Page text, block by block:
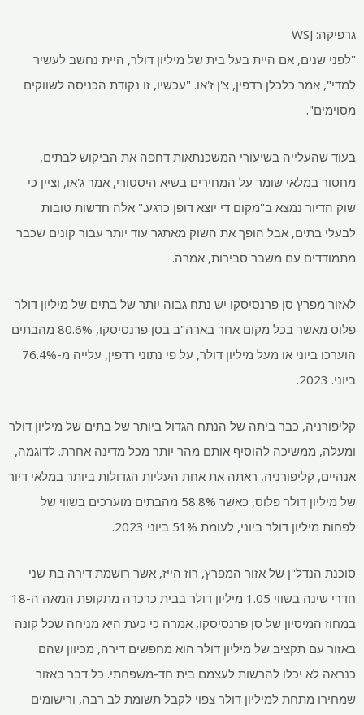
גרפיקה: WSJ
"לפני שנים, אם היית בעל בית של מיליון דולר, היית נחשב לעשיר
למדי", אמר כלכלן רדפין, צ'ן ז'או. "עכשיו, זו נקודת הכניסה לשווקים
מסוימים".
בעוד שהעלייה בשיעורי המשכנתאות דחפה את הביקוש לבתים,
מחסור במלאי שומר על המחירים בשיא היסטורי, אמר ג'או, וציין כי
שוק הדיור נמצא ב"מקום די יוצא דופן כרגע." אלה חדשות טובות
לבעלי בתים, אבל הופך את השוק מאתגר עוד יותר עבור קונים שכבר
מתמודדים עם משבר סבירות, אמרה.
לאזור מפרץ סן פרנסיסקו יש נתח גבוה יותר של בתים של מיליון דולר
פלוס מאשר בכל מקום אחר בארה"ב בסן פרנסיסקו, 80.6% מהבתים
הוערכו ביוני או מעל מיליון דולר, על פי נתוני רדפין, עלייה מ-76.4%
ביוני. 2023.
קליפורניה, כבר ביתה של הנתח הגדול ביותר של בתים של מיליון דולר
ומעלה, ממשיכה להוסיף אותם מהר יותר מכל מדינה אחרת. לדוגמה,
אנהיים, קליפורניה, ראתה את אחת העליות הגדולות ביותר במלאי דיור
של מיליון דולר פלוס, כאשר 58.8% מהבתים מוערכים בשווי של
לפחות מיליון דולר ביוני, לעומת 51% ביוני 2023.
סוכנת הנדל"ן של אזור המפרץ, רוז הייז, אשר רושמת דירה בת שני
חדרי שינה בשווי 1.05 מיליון דולר בבית כרכרה מתקופת המאה ה-18
במחוז המיסיון של סן פרנסיסקו, אמרה כי כעת היא מניחה שכל קונה
באזור עם תקציב של מיליון דולר הוא מחפשים דירה, מכיוון שהם
כנראה לא יכלו להרשות לעצמם בית חד-משפחתי. כל דבר באזור
שמחירו מתחת למיליון דולר צפוי לקבל תשומת לב רבה, ורישומים